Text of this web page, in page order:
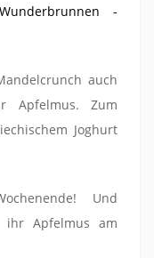
auch
Apfelmus. Zum
Joghurt
Und
Apfelmus am